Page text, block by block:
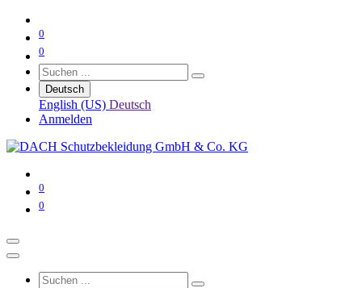
0
0
Deutsch
English (US) Deutsch
Anmelden
0
0